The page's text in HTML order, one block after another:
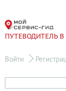
ПУТЕВОДИТЕЛЬ
Войти